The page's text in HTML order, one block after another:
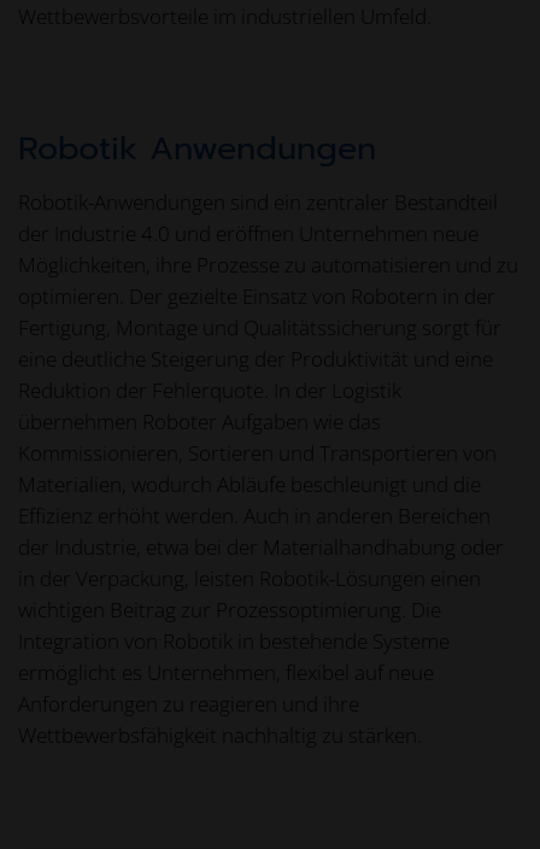
Wettbewerbsvorteile im industriellen Umfeld.
Robotik Anwendungen
Robotik-Anwendungen sind ein zentraler Bestandteil
der Industrie 4.0 und eröffnen Unternehmen neue
Möglichkeiten, ihre Prozesse zu automatisieren und zu
optimieren. Der gezielte Einsatz von Robotern in der
Fertigung, Montage und Qualitätssicherung sorgt für
eine deutliche Steigerung der Produktivität und eine
Reduktion der Fehlerquote. In der Logistik
übernehmen Roboter Aufgaben wie das
Kommissionieren, Sortieren und Transportieren von
Materialien, wodurch Abläufe beschleunigt und die
Effizienz erhöht werden. Auch in anderen Bereichen
der Industrie, etwa bei der Materialhandhabung oder
in der Verpackung, leisten Robotik-Lösungen einen
wichtigen Beitrag zur Prozessoptimierung. Die
Integration von Robotik in bestehende Systeme
ermöglicht es Unternehmen, flexibel auf neue
Anforderungen zu reagieren und ihre
Wettbewerbsfähigkeit nachhaltig zu stärken.